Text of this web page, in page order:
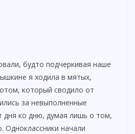
будто подчеркивая наше
я ходила в мятых,
который сводило от
за невыполненные
дня ко дню, думая лишь о том,
Одноклассники начали